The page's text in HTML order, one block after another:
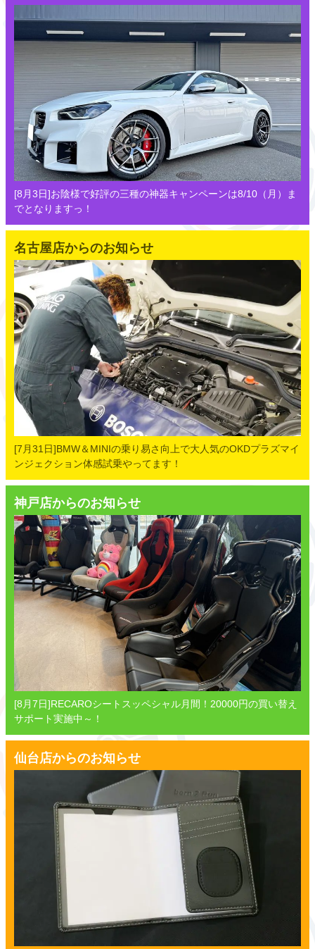
[8月3日]お陰様で好評の三種の神器キャンペーンは8/10（月）ま
でとなりますっ！
名古屋店からのお知らせ
[7月31日]BMW＆MINIの乗り易さ向上で大人気のOKDプラズマイ
ンジェクション体感試乗やってます！
神戸店からのお知らせ
[8月7日]RECAROシートスッペシャル月間！20000円の買い替え
サポート実施中～！
仙台店からのお知らせ